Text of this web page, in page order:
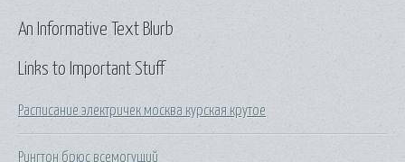
Links to Important Stuff
Расписание электричек москва курская крутое
Рингтон брюс всемогущий
An Informative Text Blurb